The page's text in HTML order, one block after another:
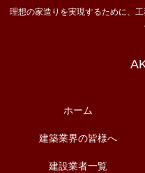
理想の家造りを実現するために、
ホーム
建築業界の皆様へ
建設業者一覧